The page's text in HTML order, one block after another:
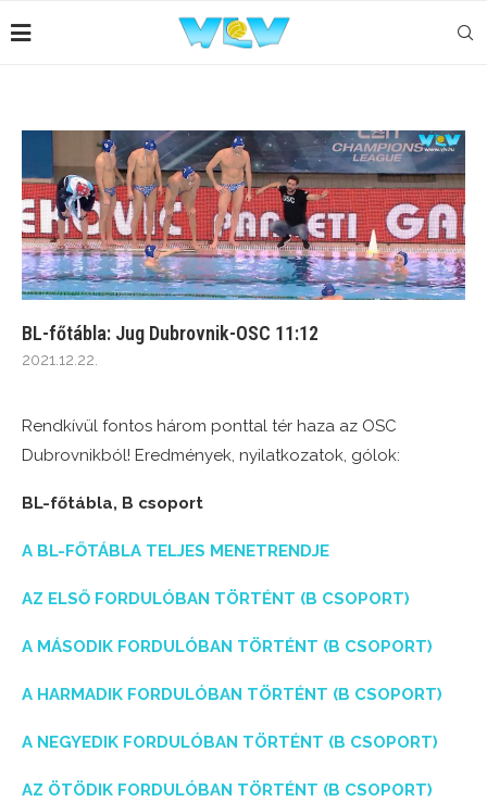
BL-főtábla: Jug Dubrovnik-OSC 11:12
2021.12.22.
Rendkívül fontos három ponttal tér haza az OSC
Dubrovnikból! Eredmények, nyilatkozatok, gólok:
BL-főtábla, B csoport
A BL-FŐTÁBLA TELJES MENETRENDJE
AZ ELSŐ FORDULÓBAN TÖRTÉNT (B CSOPORT)
A MÁSODIK FORDULÓBAN TÖRTÉNT (B CSOPORT)
A HARMADIK FORDULÓBAN TÖRTÉNT (B CSOPORT)
A NEGYEDIK FORDULÓBAN TÖRTÉNT (B CSOPORT)
AZ ÖTÖDIK FORDULÓBAN TÖRTÉNT (B CSOPORT)